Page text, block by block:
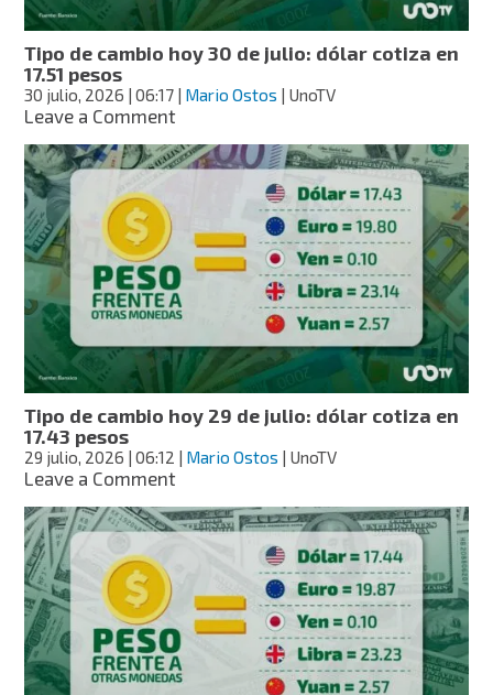
pesos
Tipo de cambio hoy 30 de julio: dólar cotiza en
17.51 pesos
30 julio, 2026 | 06:17 | Mario Ostos | UnoTV
Leave a Commenton
de
de
julio:
dólar
cotiza
17.51
pesos
Tipo de cambio hoy 29 de julio: dólar cotiza en
17.43 pesos
29 julio, 2026 | 06:12 Mario Ostos | UnoTV
Leave a Commenton
de
cambio
de
julio:
dólar
cotiza